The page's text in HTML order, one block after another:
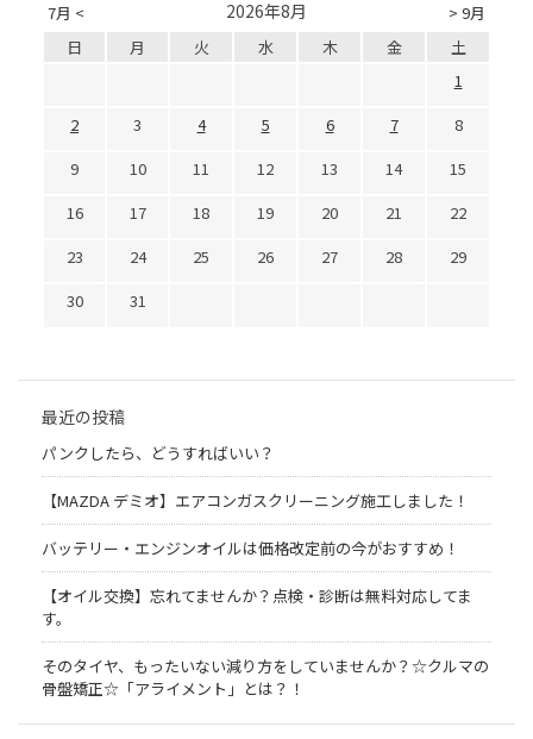
7月 < > 9月
2026年8月
日 月 火 水 木 金
土
1
2
3 4 5 6 7
8
9
10 11 12 13 14
15
16
17 18 19 20 21
22
23
24 25 26 27 28
29
30
31
最近の投稿
パンクしたら、どうすればいい？
【MAZDA デミオ】エアコンガスクリーニング施工しました！
バッテリー・エンジンオイルは価格改定前の今がおすすめ！
【オイル交換】忘れてませんか？点検・診断は無料対応してま
す。
そのタイヤ、もったいない減り方をしていませんか？☆クルマの
骨盤矯正☆「アライメント」とは？！